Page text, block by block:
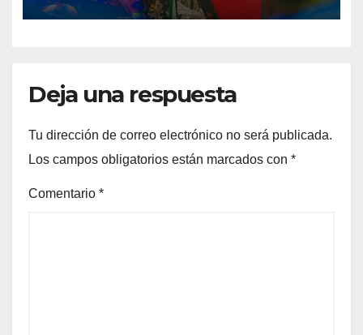
Deja una respuesta
Tu dirección de correo electrónico no será publicada.
Los campos obligatorios están marcados con *
Comentario *